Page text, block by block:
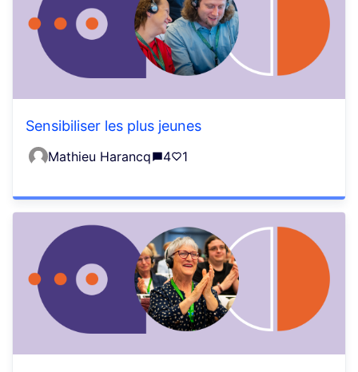
Sensibiliser les plus jeunes
Mathieu Harancq 4 1